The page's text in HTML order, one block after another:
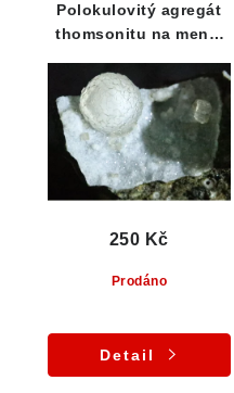
Polokulovitý agregát
thomsonitu na menší
Prodáno
250 Kč
Detail